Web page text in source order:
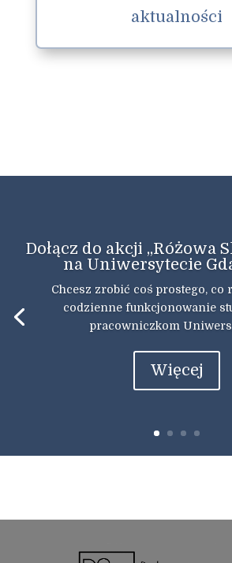
aktualności
Dołącz do akcji „Różowa
na Uniwersytecie
Chcesz zrobić coś prostego, co
codzienne funkcjonowanie
pracowniczkom
Więcej